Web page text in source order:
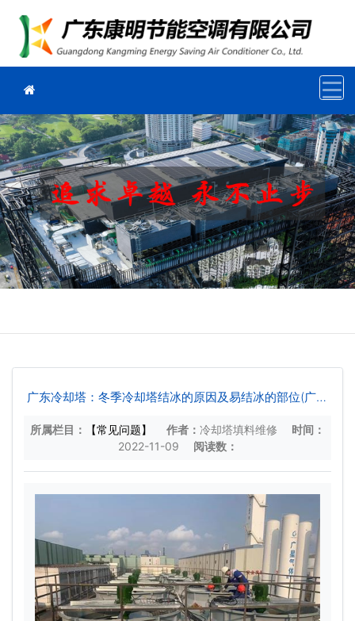
广东冷却塔：冬季冷却塔结冰的原因及易结冰的部位(广东
所属栏目： 【常见问题】 作者： 冷却塔填料维修
时间：
2022-11-09
阅读数：